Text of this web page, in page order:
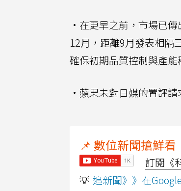
·在更早之前，市場已
12月，距離9月發表相隔
確保初期品質控制與產能
·蘋果未對日媒的置評請
📌 數位新聞搶鮮看
訂閱《
💡 追新聞》》在